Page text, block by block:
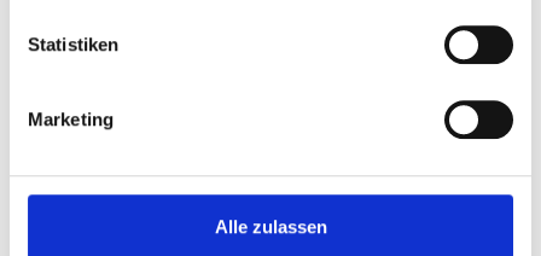
Statistiken
Marketing
Alle zulassen
Ihre Vorteile, wenn Sie sich für SecuTrans als
Zugelassenes Sicherheitsunternehmen nach § 34a
GewO
Spezialisierung aufSicherheitstransporte